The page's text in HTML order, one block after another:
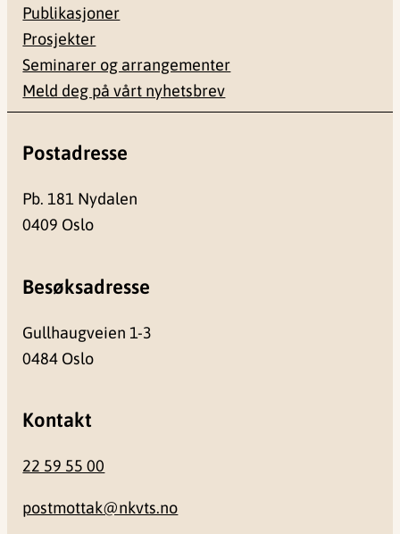
Publikasjoner
Prosjekter
Seminarer og arrangementer
Meld deg på vårt nyhetsbrev
Postadresse
Pb. 181 Nydalen
0409 Oslo
Besøksadresse
Gullhaugveien 1-3
0484 Oslo
Kontakt
22 59 55 00
postmottak@nkvts.no